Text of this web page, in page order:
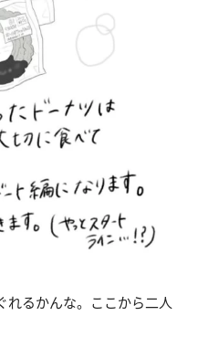
れるかんな。ここから二人